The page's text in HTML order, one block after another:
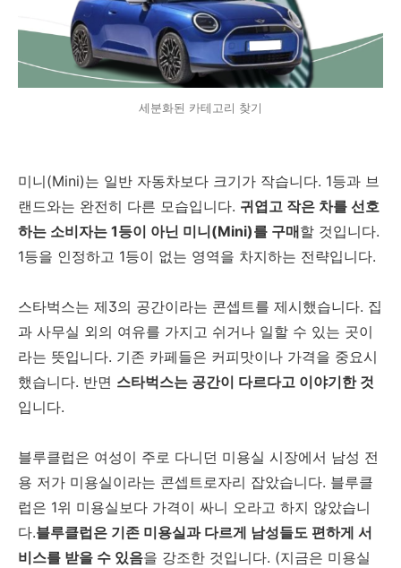
세분화된 카테고리 찾기
미니(Mini)는 일반 자동차보다 크기가 작습니다. 1등과 브
랜드와는 완전히 다른 모습입니다. 귀엽고 작은 차를 선호
하는 소비자는 1등이 아닌 미니(Mini)를 구매할 것입니다.
1등을 인정하고 1등이 없는 영역을 차지하는 전략입니다.
스타벅스는 제3의 공간이라는 콘셉트를 제시했습니다. 집
과 사무실 외의 여유를 가지고 쉬거나 일할 수 있는 곳이
라는 뜻입니다. 기존 카페들은 커피맛이나 가격을 중요시
했습니다. 반면 스타벅스는 공간이 다르다고 이야기한 것
입니다.
블루클럽은 여성이 주로 다니던 미용실 시장에서 남성 전
용 저가 미용실이라는 콘셉트로자리 잡았습니다. 블루클
럽은 1위 미용실보다 가격이 싸니 오라고 하지 않았습니
다.블루클럽은 기존 미용실과 다르게 남성들도 편하게 서
비스를 받을 수 있음을 강조한 것입니다. (지금은 미용실